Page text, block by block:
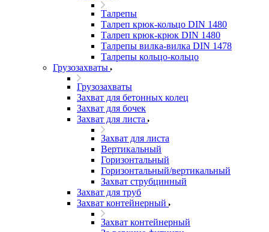
Талрепы
Талреп крюк-кольцо DIN 1480
Талреп крюк-крюк DIN 1480
Талрепы вилка-вилка DIN 1478
Талрепы кольцо-кольцо
Грузозахваты
Грузозахваты
Захват для бетонных колец
Захват для бочек
Захват для листа
Захват для листа
Вертикальный
Горизонтальный
Горизонтальный/вертикальный
Захват струбцинный
Захват для труб
Захват контейнерный
Захват контейнерный